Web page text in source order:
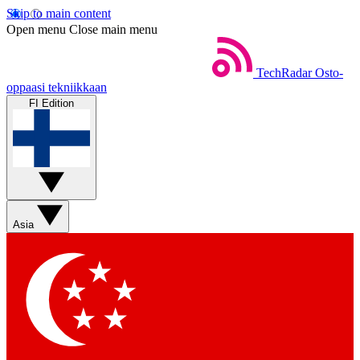
Skip to main content
Open menu Close main menu
TechRadar Osto-
oppaasi tekniikkaan
FI Edition
Asia